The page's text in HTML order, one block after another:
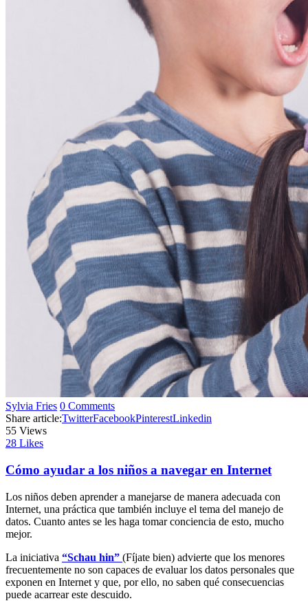
Sylvia Fries 0 Comments
Share article:TwitterFacebookPinterestLinkedin
55 Views
28 Likes
Cómo ayudar a los niños a navegar en Internet
Los niños deben aprender a manejarse de manera adecuada con
Internet, una práctica que también incluye el tema del manejo de
datos. Cuanto antes se les haga tomar conciencia de esto, mucho
mejor.
La iniciativa “Schau hin” (Fíjate bien) advierte que los menores
frecuentemente no son capaces de evaluar los datos personales que
exponen en Internet y que, por ello, no saben qué consecuencias
puede acarrear este descuido.